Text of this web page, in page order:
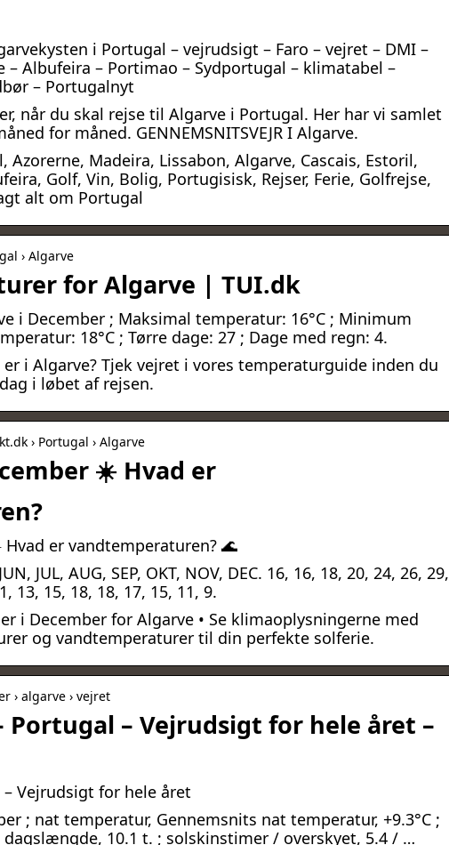
i Portugal – vejrudsigt – Faro – vejret – DMI –
Albufeira – Portimao – Sydportugal – klimatabel –
– Portugalnyt
når du skal rejse til Algarve i Portugal. Her har vi samlet
for måned. GENNEMSNITSVEJR I Algarve.
Madeira, Lissabon, Algarve, Cascais, Estoril,
Golf, Vin, Bolig, Portugisisk, Rejser, Ferie, Golfrejse,
alt om Portugal
› Algarve
for Algarve | TUI.dk
i December ; Maksimal temperatur: 16°C ; Minimum
18°C ; Tørre dage: 27 ; Dage med regn: 4.
i Algarve? Tjek vejret i vores temperaturguide inden du
i løbet af rejsen.
› Portugal › Algarve
☀️ Hvad er
er vandtemperaturen? 🌊
JUL, AUG, SEP, OKT, NOV, DEC. 16, 16, 18, 20, 24, 26, 29,
13, 15, 18, 18, 17, 15, 11, 9.
i December for Algarve • Se klimaoplysningerne med
og vandtemperaturer til din perfekte solferie.
› algarve › vejret
Portugal – Vejrudsigt for hele året –
Vejrudsigt for hele året
; nat temperatur, Gennemsnits nat temperatur, +9.3°C ;
dagslængde, 10.1 t. ; solskinstimer / overskyet, 5.4 / …